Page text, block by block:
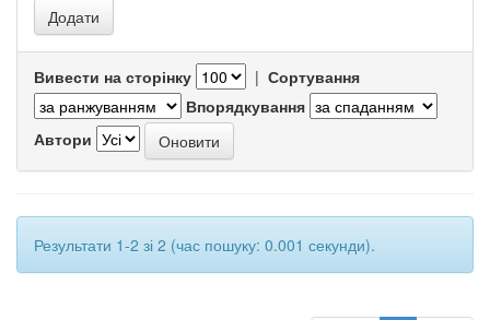
Вивести на сторінку | Сортування
Впорядкування
Автори
Результати 1-2 зі 2 (час пошуку: 0.001 секунди).